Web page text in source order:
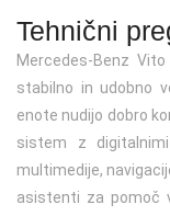
Tehnični
Mercedes-Benz
stabilno in udobno
enote nudijo dobro
sistem z
multimedije,
asistenti za pomoč